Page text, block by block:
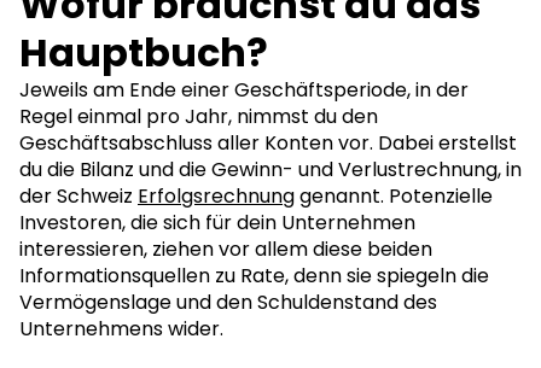
Hauptbuch?
Jeweils am Ende einer Geschäftsperiode, in der
Regel einmal pro Jahr, nimmst du den
Geschäftsabschluss aller Konten vor. Dabei erstellst
du die Bilanz und die Gewinn- und Verlustrechnung, in
der Schweiz Erfolgsrechnunggenannt. Potenzielle
Investoren, die sich für dein Unternehmen
interessieren, ziehen vor allem diese beiden
Informationsquellen zu Rate, denn sie spiegeln die
Vermögenslage und den Schuldenstand des
Unternehmens wider.